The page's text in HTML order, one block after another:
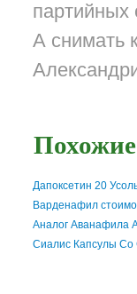
партийных
А снимать
Дапоксетин 20
Варденафил
Аналог Аванафила
Сиалис Капсулы Со